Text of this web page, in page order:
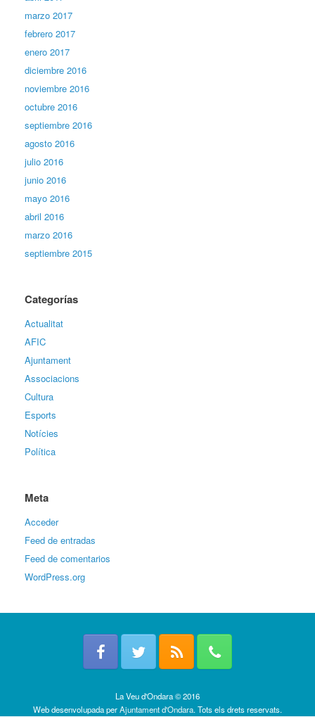
marzo 2017
febrero 2017
enero 2017
diciembre 2016
noviembre 2016
octubre 2016
septiembre 2016
agosto 2016
julio 2016
junio 2016
mayo 2016
abril 2016
marzo 2016
septiembre 2015
Categorías
Actualitat
AFIC
Ajuntament
Associacions
Cultura
Esports
Notícies
Política
Meta
Acceder
Feed de entradas
Feed de comentarios
WordPress.org
La Veu d'Ondara © 2016
Web desenvolupada perAjuntament d'Ondara. Tots els drets reservats.